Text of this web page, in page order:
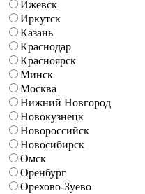
Ижевск
Иркутск
Казань
Краснодар
Красноярск
Минск
Москва
Нижний Новгород
Новокузнецк
Новороссийск
Новосибирск
Омск
Оренбург
Орехово-Зуево